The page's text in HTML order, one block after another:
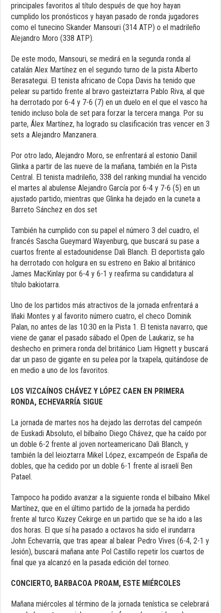
principales favoritos al título después de que hoy hayan
cumplido los pronósticos y hayan pasado de ronda jugadores
como el tunecino Skander Mansouri (314 ATP) o el madrileño
Alejandro Moro (338 ATP).
De este modo, Mansouri, se medirá en la segunda ronda al
catalán Alex Martínez en el segundo turno de la pista Alberto
Berasategui. El tenista africano de Copa Davis ha tenido que
pelear su partido frente al bravo gasteiztarra Pablo Riva, al que
ha derrotado por 6-4 y 7-6 (7) en un duelo en el que el vasco ha
tenido incluso bola de set para forzar la tercera manga. Por su
parte, Álex Martínez, ha logrado su clasificación tras vencer en 3
sets a Alejandro Manzanera.
Por otro lado, Alejandro Moro, se enfrentará al estonio Daniil
Glinka a partir de las nueve de la mañana, también en la Pista
Central. El tenista madrileño, 338 del ranking mundial ha vencido
el martes al abulense Alejandro García por 6-4 y 7-6 (5) en un
ajustado partido, mientras que Glinka ha dejado en la cuneta a
Barreto Sánchez en dos set
También ha cumplido con su papel el número 3 del cuadro, el
francés Sascha Gueymard Wayenburg, que buscará su pase a
cuartos frente al estadounidense Dali Blanch. El deportista galo
ha derrotado con holgura en su estreno en Bakio al británico
James MacKinlay por 6-4 y 6-1 y reafirma su candidatura al
título bakiotarra.
Uno de los partidos más atractivos de la jornada enfrentará a
Iñaki Montes y al favorito número cuatro, el checo Dominik
Palan, no antes de las 10:30 en la Pista 1. El tenista navarro, que
viene de ganar el pasado sábado el Open de Laukariz, se ha
deshecho en primera ronda del británico Liam Hignett y buscará
dar un paso de gigante en su pelea por la txapela, quitándose de
en medio a uno de los favoritos.
LOS VIZCAÍNOS CHÁVEZ Y LÓPEZ CAEN EN PRIMERA
RONDA, ECHEVARRÍA SIGUE
La jornada de martes nos ha dejado las derrotas del campeón
de Euskadi Absoluto, el bilbaíno Diego Chávez, que ha caído por
un doble 6-2 frente al joven norteamericano Dali Blanch, y
también la del leioztarra Mikel López, excampeón de España de
dobles, que ha cedido por un doble 6-1 frente al israelí Ben
Patael.
Tampoco ha podido avanzar a la siguiente ronda el bilbaíno Mikel
Martínez, que en el último partido de la jornada ha perdido
frente al turco Kuzey Cekirge en un partido que se ha ido a las
dos horas. El que sí ha pasado a octavos ha sido el irundarra
John Echevarría, que tras apear al balear Pedro Vives (6-4, 2-1 y
lesión), buscará mañana ante Pol Castillo repetir los cuartos de
final que ya alcanzó en la pasada edición del torneo.
CONCIERTO, BARBACOA PROAM, ESTE MIÉRCOLES
Mañana miércoles al término de la jornada tenística se celebrará